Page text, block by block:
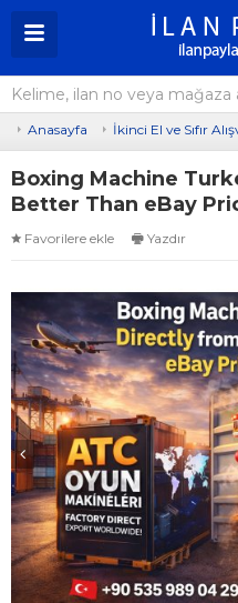
Anasayfa İkinci El ve Sıfır
Boxing Machine
Better Than eBay
Favorilere ekle Yazdır